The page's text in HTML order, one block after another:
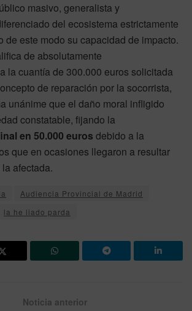
masivo, generalista y
del ecosistema estrictamente
de este modo su capacidad de impacto.
de absolutamente
la cuantía de 300.000 euros solicitada
de reparación por la socorrista,
unánime que el daño moral infligido
constatable, fijando la
en 50.000 euros debido a la
que en ocasiones llegaron a resultar
afectada.
Audiencia Provincial de Madrid
la he liado parda
Noticia anterior